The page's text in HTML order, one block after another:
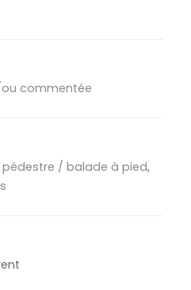
commentée
pédestre / balade à pied